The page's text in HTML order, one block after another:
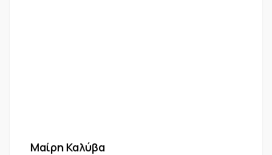
Μαίρη Καλύβα